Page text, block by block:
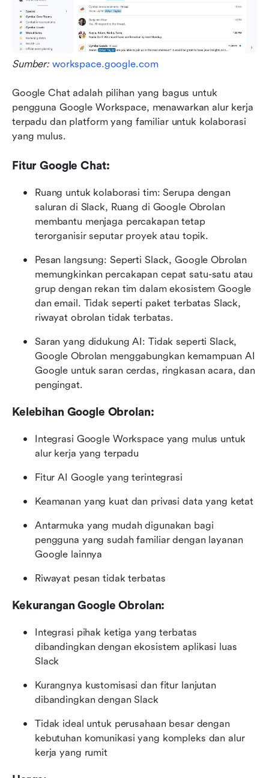
Sumber: workspace.google.com
Google Chat adalah pilihan yang bagus untuk
pengguna Google Workspace, menawarkan alur kerja
terpadu dan platform yang familiar untuk kolaborasi
yang mulus.
Fitur Google Chat:
Ruang untuk kolaborasi tim: Serupa dengan
saluran di Slack, Ruang di Google Obrolan
membantu menjaga percakapan tetap
terorganisir seputar proyek atau topik.
Pesan langsung: Seperti Slack, Google Obrolan
memungkinkan percakapan cepat satu-satu atau
grup dengan rekan tim dalam ekosistem Google
dan email. Tidak seperti paket terbatas Slack,
riwayat obrolan tidak terbatas.
Saran yang didukung AI: Tidak seperti Slack,
Google Obrolan menggabungkan kemampuan AI
Google untuk saran cerdas, ringkasan acara, dan
pengingat.
Kelebihan Google Obrolan:
Integrasi Google Workspace yang mulus untuk
alur kerja yang terpadu
Fitur AI Google yang terintegrasi
Keamanan yang kuat dan privasi data yang ketat
Antarmuka yang mudah digunakan bagi
pengguna yang sudah familiar dengan layanan
Google lainnya
Riwayat pesan tidak terbatas
Kekurangan Google Obrolan:
Integrasi pihak ketiga yang terbatas
dibandingkan dengan ekosistem aplikasi luas
Slack
Kurangnya kustomisasi dan fitur lanjutan
dibandingkan dengan Slack
Tidak ideal untuk perusahaan besar dengan
kebutuhan komunikasi yang kompleks dan alur
kerja yang rumit